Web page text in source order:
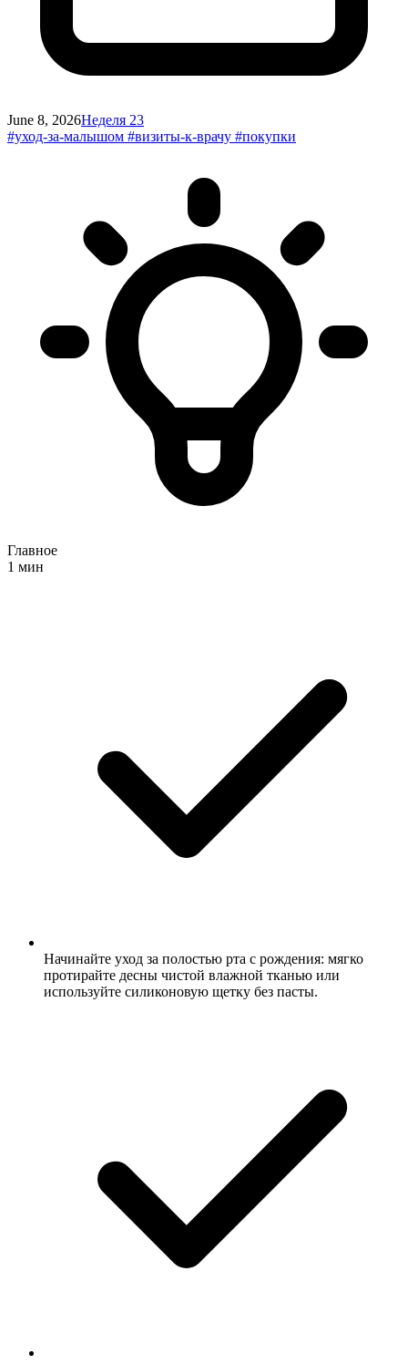
June 8, 2026Неделя 23
#уход-за-малышом #визиты-к-врачу #покупки
Главное
1 мин
Начинайте уход за полостью рта с рождения: мягко
протирайте десны чистой влажной тканью или
используйте силиконовую щетку без пасты.